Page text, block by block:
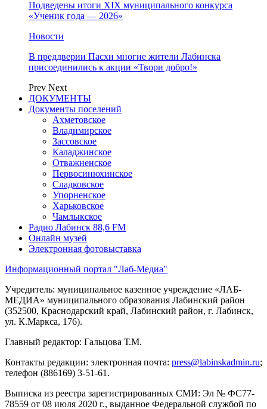
Подведены итоги XIX муниципального конкурса
«Ученик года — 2026»
Новости
В преддверии Пасхи многие жители Лабинска
присоединились к акции «Твори добро!»
Prev Next
ДОКУМЕНТЫ
Документы поселений
Ахметовское
Владимирское
Зассовское
Каладжинское
Отважненское
Первосинюхинское
Сладковское
Упорненское
Харьковское
Чамлыкское
Радио Лабинск 88,6 FM
Онлайн музей
Электронная фотовыставка
Информационный портал "Лаб-Медиа"
Учредитель: муниципальное казенное учреждение «ЛАБ-
МЕДИА» муниципального образования Лабинский район
(352500, Краснодарский край, Лабинский район, г. Лабинск,
ул. К.Маркса, 176).
Главный редактор: Гальцова Т.М.
Контакты редакции: электронная почта: press@labinskadmin.ru;
телефон (886169) 3-51-61.
Выписка из реестра зарегистрированных СМИ: Эл № ФС77-
78559 от 08 июля 2020 г., выданное Федеральной службой по